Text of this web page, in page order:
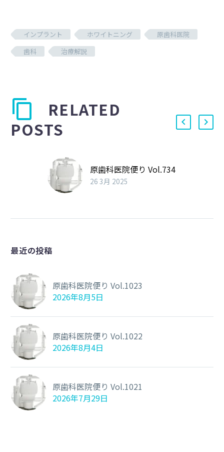
インプラント ホワイトニング
原歯科医院
歯科
治療解説
RELATED
POSTS
原歯科医院便り Vol.734
26 3月 2025
最近の投稿
原歯科医院便り Vol.1023
2026年8月5日
原歯科医院便り Vol.1022
2026年8月4日
原歯科医院便り Vol.1021
2026年7月29日